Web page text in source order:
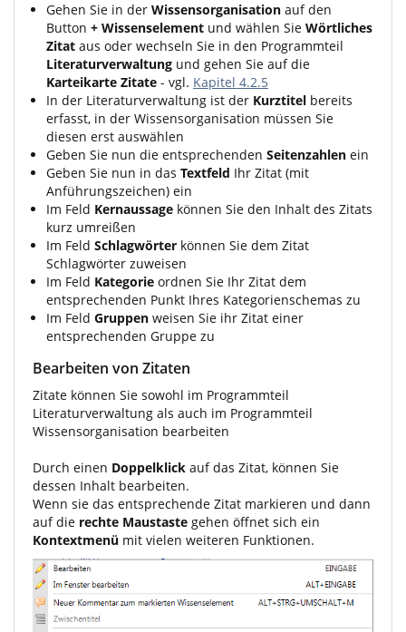
Gehen Sie in der Wissensorganisation auf den
Button + Wissenselement und wählen Sie Wörtliches
Zitat aus oder wechseln Sie in den Programmteil
Literaturverwaltung und gehen Sie auf die
Karteikarte Zitate - vgl. Kapitel 4.2.5
In der Literaturverwaltung ist der Kurztitel bereits
erfasst, in der Wissensorganisation müssen Sie
diesen erst auswählen
Geben Sie nun die entsprechenden Seitenzahlen ein
Geben Sie nun in das Textfeld Ihr Zitat (mit
Anführungszeichen) ein
Im Feld Kernaussage können Sie den Inhalt des Zitats
kurz umreißen
Im Feld Schlagwörter können Sie dem Zitat
Schlagwörter zuweisen
Im Feld Kategorie ordnen Sie Ihr Zitat dem
entsprechenden Punkt Ihres Kategorienschemas zu
Im Feld Gruppen weisen Sie ihr Zitat einer
entsprechenden Gruppe zu
Bearbeiten von Zitaten
Zitate können Sie sowohl im Programmteil
Literaturverwaltung als auch im Programmteil
Wissensorganisation bearbeiten
Durch einen Doppelklick auf das Zitat, können Sie
dessen Inhalt bearbeiten.
Wenn sie das entsprechende Zitat markieren und dann
auf die rechte Maustaste gehen öffnet sich ein
Kontextmenü mit vielen weiteren Funktionen.